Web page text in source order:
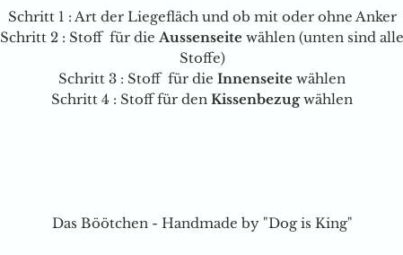
Schritt 1 : Art der Liegefläch und ob mit oder ohne Anker
Schritt 2 : Stoff für dieAussenseite wählen (unten sind alle
Stoffe)
Schritt 3 : Stoff für die Innenseite wählen
Schritt 4 : Stoff für den Kissenbezugwählen
Das Böötchen - Handmade by "Dog is King"